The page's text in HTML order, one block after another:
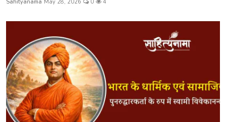
Sahityanama May 28, 2026 0 4